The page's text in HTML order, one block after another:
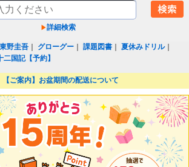
詳細検索
東野圭吾 グローグー ｜課題図書 ｜夏休みドリル｜
二国記【予約】
【ご案内】お盆期間の配送について